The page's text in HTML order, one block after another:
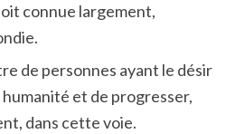
connue largement,
de personnes ayant le désir
et de progresser,
dans cette voie.